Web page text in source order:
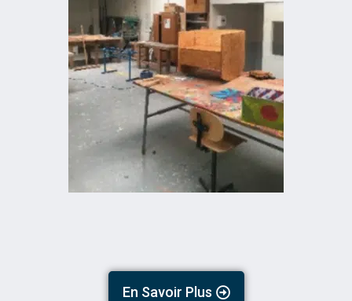
En Savoir Plus